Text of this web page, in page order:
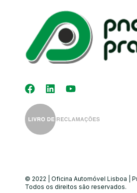
© 2022 | Oficina Automóvel Lisboa |
Todos os direitos são reservados.
Kit Distribuição